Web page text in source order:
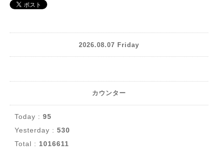
2026.08.07 Friday
カウンター
Today : 95
Yesterday : 530
Total : 1016611